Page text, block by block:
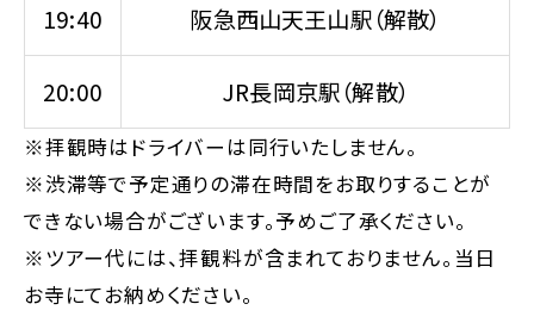
19:40 阪急西山天王山駅（解散）
20:00 JR長岡京駅（解散）
※拝観時はドライバーは同行いたしません。
※渋滞等で予定通りの滞在時間をお取りすることが
できない場合がございます。予めご了承ください。
※ツアー代には、拝観料が含まれておりません。当日
お寺にてお納めください。